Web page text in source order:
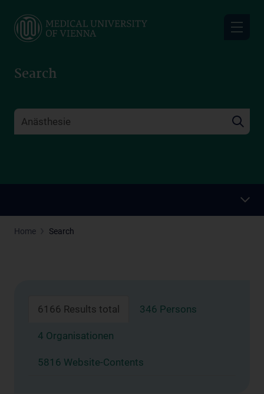
main
Search
Home Search
6166 Results total 346 Persons
4 Organisationen
5816 Website-Contents